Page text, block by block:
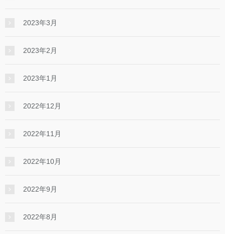
2023年3月
2023年2月
2023年1月
2022年12月
2022年11月
2022年10月
2022年9月
2022年8月